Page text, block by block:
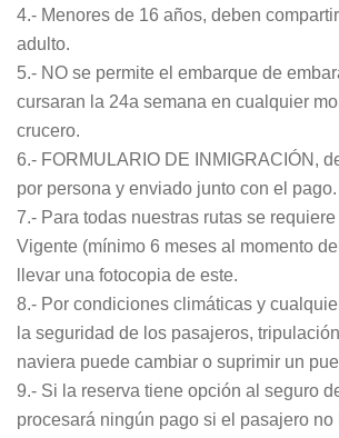
4.- Menores de 16 años, deben
adulto.
5.- NO se permite el embarque de
cursaran la 24a semana en cualquier
crucero.
6.- FORMULARIO DE INMIGRACIÓN,
por persona y enviado junto con el pago.
7.- Para todas nuestras rutas se
Vigente (mínimo 6 meses al momento
llevar una fotocopia de este.
8.- Por condiciones climáticas y
la seguridad de los pasajeros,
naviera puede cambiar o suprimir un
9.- Si la reserva tiene opción al seguro
procesará ningún pago si el pasajero no